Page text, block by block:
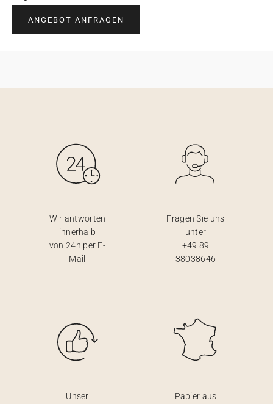
ANGEBOT ANFRAGEN
Wir antworten
innerhalb
von 24h per E-
Mail
Fragen Sie uns
unter
+49 89
38038646
Unser
Papier aus